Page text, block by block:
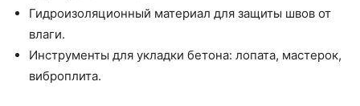
Гидроизоляционный материал для защиты швов от
влаги.
Инструменты для укладки бетона: лопата, мастерок,
виброплита.